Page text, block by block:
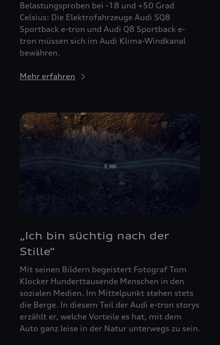
Belastungsproben bei -18 und +50 Grad
Celsius: Die Elektrofahrzeuge Audi SQ8
Sportback e-tron und Audi Q8 Sportback e-
tron müssen sich im Audi Klima-Windkanal
bewähren.
Mehr erfahren
„Ich bin süchtig nach der
Stille“
Mit seinen Bildern begeistert Fotograf Tom
Klocker Hunderttausende Menschen in den
sozialen Medien. Im Mittelpunkt stehen stets
die Berge. In diesem Teil der Audi e-tron storys
erzählt er, welche Vorteile es hat, mit dem
Auto ganz leise in der Natur unterwegs zu sein.